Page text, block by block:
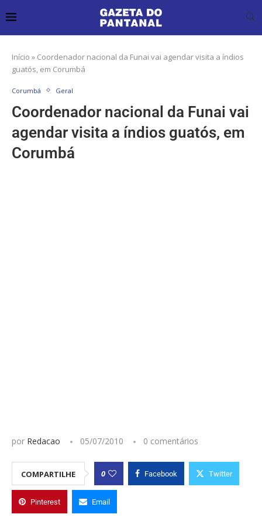
Início » Coordenador nacional da Funai vai agendar visita a índios
guatós, em Corumbá
Corumbá Geral
Coordenador nacional da Funai vai
agendar visita a índios guatós, em
Corumbá
por Redacao 05/07/2010 0 comentários
COMPARTILHE 0 Facebook Twitter
Pinterest Email